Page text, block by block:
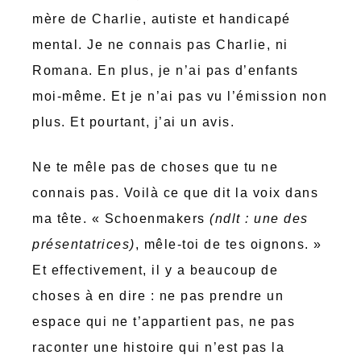
mère de Charlie, autiste et handicapé
mental. Je ne connais pas Charlie, ni
Romana. En plus, je n’ai pas d’enfants
moi-même. Et je n’ai pas vu l’émission non
plus. Et pourtant, j’ai un avis.
Ne te mêle pas de choses que tu ne
connais pas. Voilà ce que dit la voix dans
ma tête. « Schoenmakers (ndlt : une des
présentatrices), mêle-toi de tes oignons. »
Et effectivement, il y a beaucoup de
choses à en dire : ne pas prendre un
espace qui ne t’appartient pas, ne pas
raconter une histoire qui n’est pas la